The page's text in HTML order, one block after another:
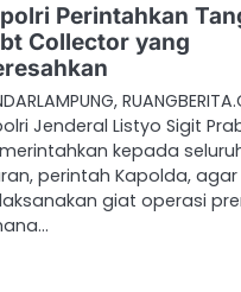
Perintahkan
Collector yang
Jenderal Listyo Sigit
kepada
perintah Kapolda, agar
giat operasi